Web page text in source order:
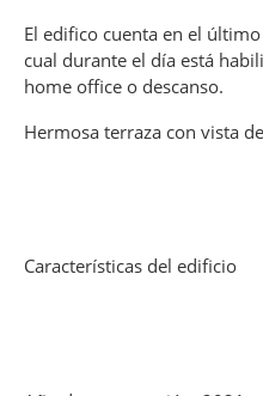
El edifico cuenta en el
cual durante el día está
home office o descanso.
Hermosa terraza con vista
Características del edificio